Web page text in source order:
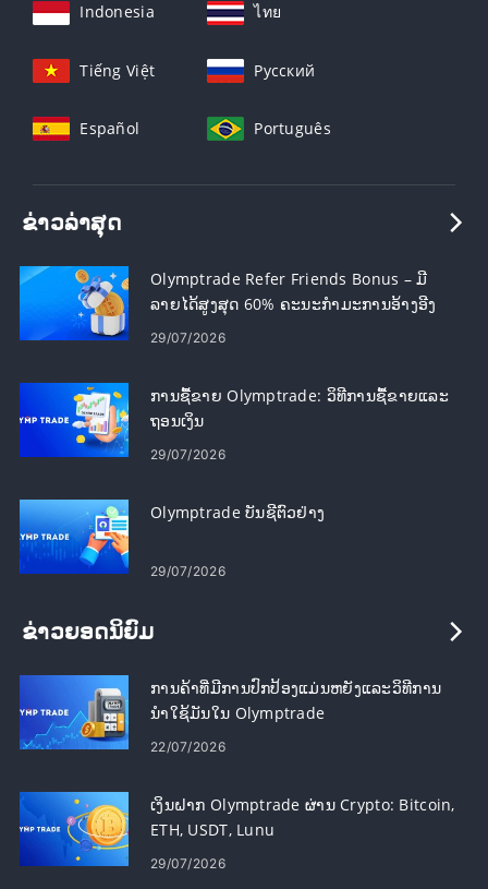
Indonesia ไทย
Tiếng Việt Русский
Español Português
ຂ່າວ​ລ່າ​ສຸດ
Olymptrade Refer Friends Bonus – ມີ
ລາຍໄດ້ສູງສຸດ 60% ຄະນະກໍາມະການອ້າງອີງ
29/07/2026
ການຊື້ຂາຍ Olymptrade: ວິທີການຊື້ຂາຍແລະ
ຖອນເງິນ
29/07/2026
Olymptrade ບັນຊີຕົວຢ່າງ
29/07/2026
ຂ່າວຍອດນິຍົມ
ການຄ້າທີ່ມີການປົກປ້ອງແມ່ນຫຍັງແລະວິທີການ
ນໍາໃຊ້ມັນໃນ Olymptrade
22/07/2026
ເງິນຝາກ Olymptrade ຜ່ານ Crypto: Bitcoin,
ETH, USDT, Lunu
29/07/2026